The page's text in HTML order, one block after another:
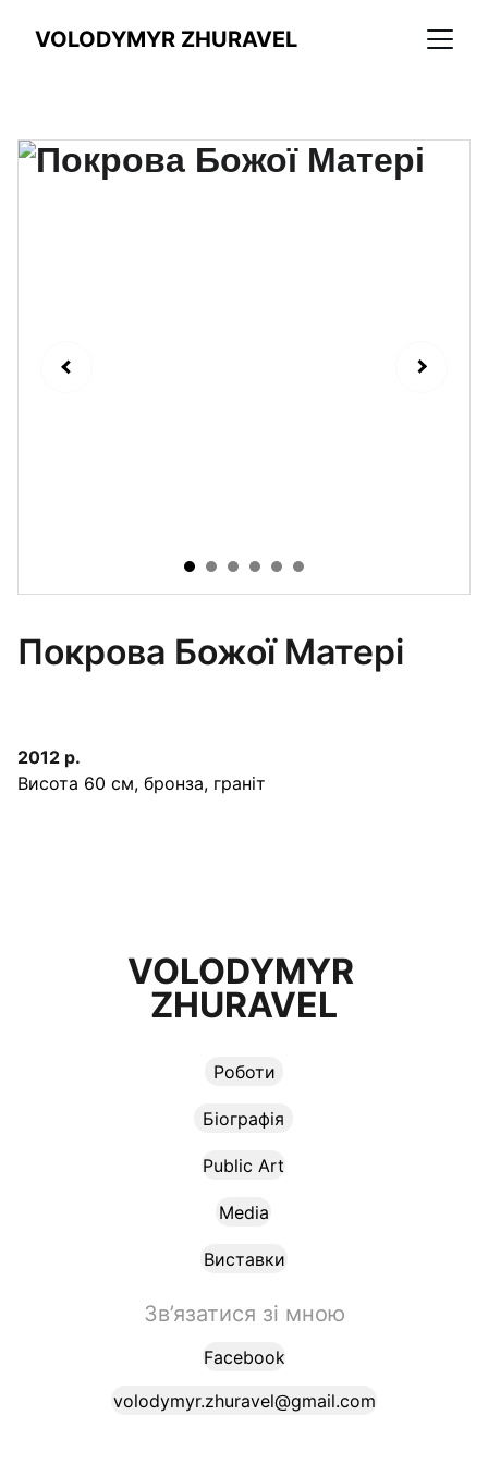
VOLODYMYR ZHURAVEL
Покрова Божої Матері
2012 р.
Висота 60 см, бронза, граніт
VOLODYMYR
ZHURAVEL
Роботи
Біографія
Public Art
Media
Виставки
Зв’язатися зі мною
Facebook
volodymyr.zhuravel@gmail.com